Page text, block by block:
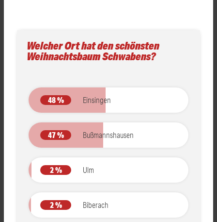
Welcher Ort hat den schönsten
Weihnachtsbaum Schwabens?
Einsingen
48 %
Bußmannshausen
47 %
Ulm
2 %
Biberach
2 %